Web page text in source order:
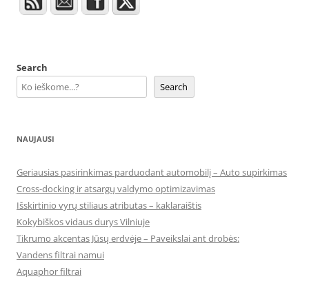
Search
Search
NAUJAUSI
Geriausias pasirinkimas parduodant automobilį – Auto supirkimas
Cross-docking ir atsargų valdymo optimizavimas
Išskirtinio vyrų stiliaus atributas – kaklaraištis
Kokybiškos vidaus durys Vilniuje
Tikrumo akcentas Jūsų erdvėje – Paveikslai ant drobės:
Vandens filtrai namui
Aquaphor filtrai